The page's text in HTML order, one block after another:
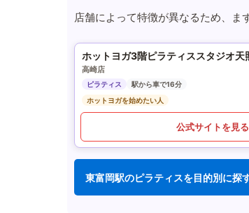
店舗によって特徴が異なるため、ま
ホットヨガ3階ピラティススタジオ天
高崎店
ピラティス
駅から車で16分
ホットヨガを始めたい人
公式サイトを見る
東富岡駅のピラティスを目的別に探